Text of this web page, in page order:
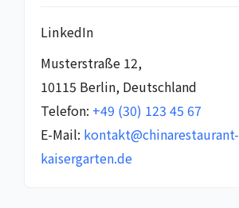
LinkedIn
Musterstraße 12,
10115 Berlin, Deutschland
Telefon: +49 (30) 123 45 67
E-Mail: kontakt@chinarestaurant-
kaisergarten.de